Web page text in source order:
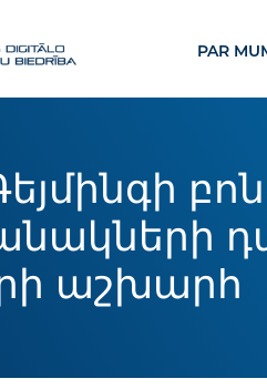
PAR
աշխարհ